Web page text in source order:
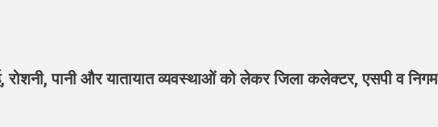
रोशनी, पानी और यातायात व्यवस्थाओं को लेकर जिला कलेक्टर, एसपी व निगम